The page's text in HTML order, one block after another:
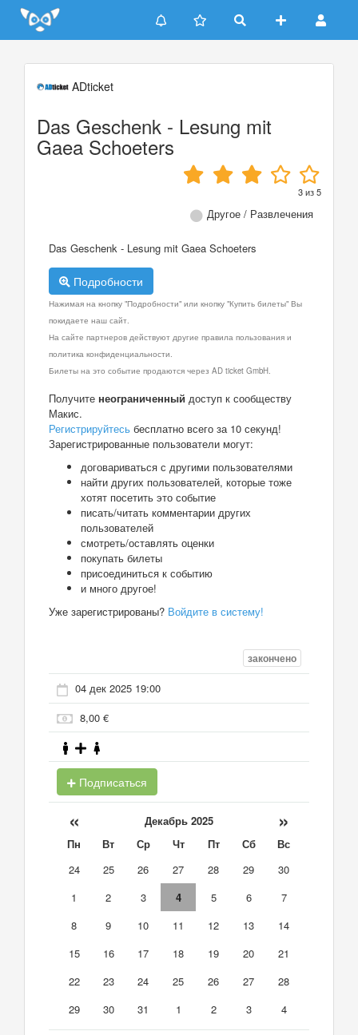
Update cookies preferences
ADticket
Das Geschenk - Lesung mit
Gaea Schoeters
3из5
Другое / Развлечения
Das Geschenk - Lesung mit Gaea Schoeters
Подробности
Нажимая на кнопку "Подробности" или кнопку "Купить билеты" Вы
покидаете наш сайт.
На сайте партнеров действуют другие правила пользования и
политика конфиденциальности.
Билеты на это событие продаются через AD ticket GmbH.
Получите неограниченный доступ к сообществу
Макис.
Регистрируйтесь бесплатно всего за 10 секунд!
Зарегистрированные пользователи могут:
договариваться с другими пользователями
найти других пользователей, которые тоже
хотят посетить это событие
писать/читать комментарии других
пользователей
смотреть/оставлять оценки
покупать билеты
присоединиться к событию
и много другое!
Уже зарегистрированы? Войдите в систему!
закончено
04 дек 2025 19:00
8,00 €
Подписаться
« Декабрь 2025 »
Пн Вт Ср Чт Пт Сб
Вс
24
25 26 27 28 29
30
1
2 3 4 5 6
7
8
9 10 11 12 13
14
15
16 17 18 19 20
21
22
23 24 25 26 27
28
29
30 31 1 2 3 4